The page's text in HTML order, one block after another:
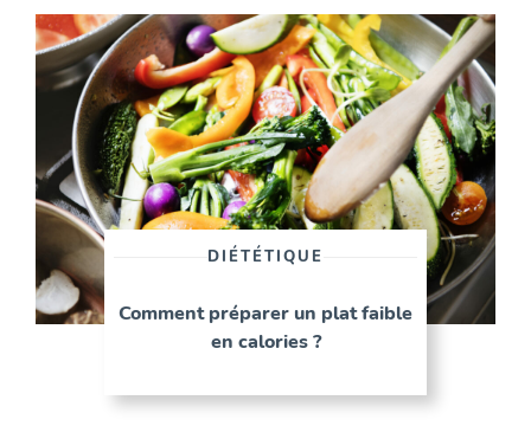
DIÉTÉTIQUE
Comment préparer un plat faible
en calories ?